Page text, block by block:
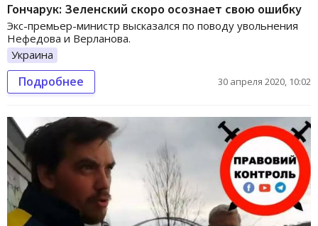
Гончарук: Зеленский скоро осознает свою ошибку
Экс-премьер-министр высказался по поводу увольнения
Нефедова и Верланова.
Украина
Подробнее 30 апреля 2020, 10:02